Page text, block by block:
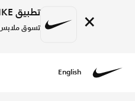
× تطبيق NIKE هنا!
تسوق ملابس
English